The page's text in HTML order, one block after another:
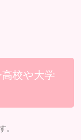
校や大学
。